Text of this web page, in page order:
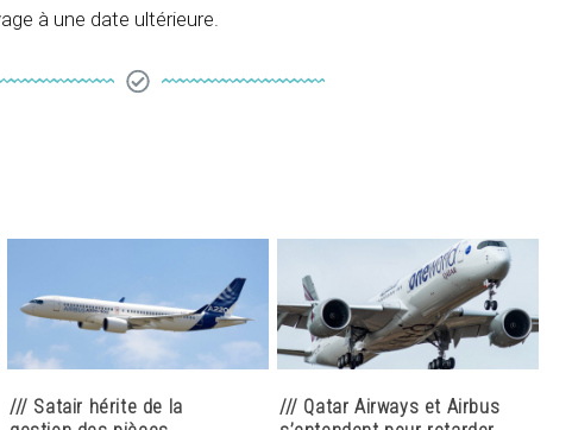
à une date ultérieure.
/// Satair hérite de la
/// Qatar Airways et Airbus